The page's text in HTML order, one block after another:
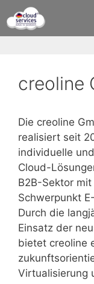
Inhalt
springen
creoline
Die creoline
realisiert seit
individuelle
Cloud-
B2B-Sektor mit
Schwerpunkt
Durch die
Einsatz der
bietet creoline
Virtualisierung